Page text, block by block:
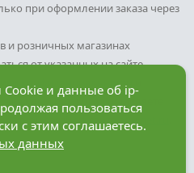
при оформлении заказа через
и розничных магазинах
от указанных на сайте.
конфиденциальности
каждый раз, когда оставляете
связи на сайте
Cookie и данные об ip-
пользоваться
с этим соглашаетесь.
данных